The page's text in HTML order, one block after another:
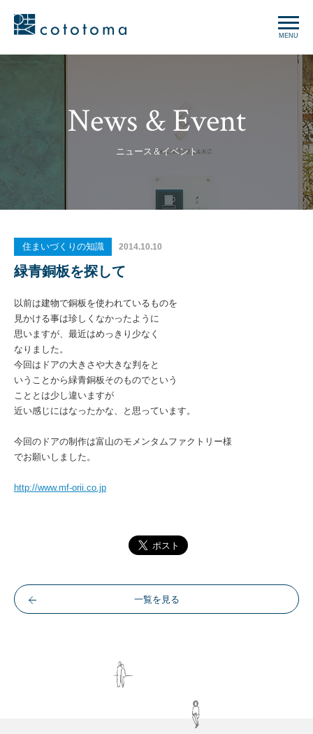
MENU
News & Event
ニュース＆イベント
住まいづくりの知識 2014.10.10
緑青銅板を探して
以前は建物で銅板を使われているものを
見かける事は珍しくなかったように
思いますが、最近はめっきり少なく
なりました。
今回はドアの大きさや大きな判をと
いうことから緑青銅板そのものでという
こととは少し違いますが
近い感じにはなったかな、と思っています。
今回のドアの制作は富山のモメンタムファクトリー様
でお願いしました。
http://www.mf-orii.co.jp
一覧を見る